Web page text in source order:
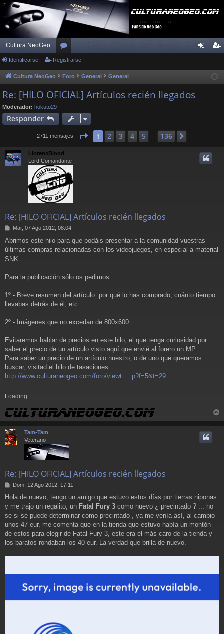
Cultura NeoGeo
or
os ist
Identificarse Registrarse
Cultura NeoGeo Foro General General
Re: [HILO OFICIAL] Artículos recién llegados
Moderador: hokuto29
Responder
2711 mensajes Página de 136
1 2 3 4 5 … 136
LlorensBlood
Lord Comandante
Re: [HILO OFICIAL] Artículos recién llegados
M
n
s
a
Mar, 07 Ago 2012, 08:04
Abrimos este hilo para que podáis presentar a la comunidad vuestras
últimas compras relacionadas con los videojuegos, en especial a material
SNK.
Para la publicación sólo os pedimos:
1º - Breve resumen del artículo: por qué lo has comprado, cuánto tiempo
llevabas detrás de él, etc.
2º - Imágenes que no excedan de 800x600.
Evitaremos hablar de precios en este hilo, el que tenga curiosidad por
saber el precio de un artículo visto aquí que envié al forero un MP.
Para saber un precio de un artículo nuestro, o de uno que queramos
buscar, visitad el hilo de tasaciones:
http://www.culturaneogeo.com/foro/viewt ... p?f=5&t=29
Loading...
r
Tam-Tam
Veterano
Re: [HILO OFICIAL] Artículos recién llegados
M
n
s
a
j
Dom, 12 Ago 2012, 17:11
Hola de nuevo, tengo un amigo que estuvo estos días por tierras niponas
y me trajo un regalito, un Fatal Fury 3 como nuevo ¿ precintado ? ... no
se si se puede determinar como precintado , ya me venía así, al cambio
unos 47 eur, me comenta que en la tienda que estuvo había un montón
de estos para elegir de Fatal Fury 3, este era el más caro de la tienda y
los baratos rondaban los 40 eur. La verdad que brilla de nuevo.